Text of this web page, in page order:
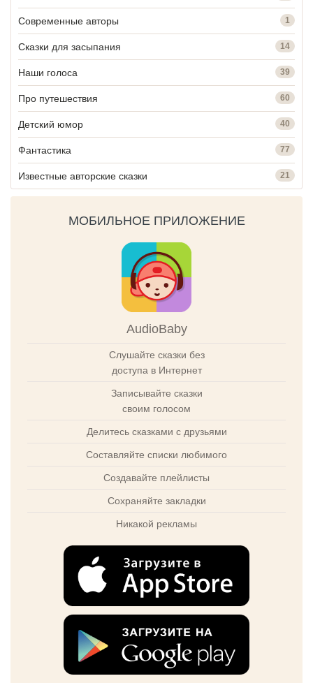
Современные авторы 1
Сказки для засыпания 14
Наши голоса 39
Про путешествия 60
Детский юмор 40
Фантастика 77
Известные авторские сказки 21
МОБИЛЬНОЕ ПРИЛОЖЕНИЕ
AudioBaby
Слушайте сказки без
доступа в Интернет
Записывайте сказки
своим голосом
Делитесь сказками с друзьями
Составляйте списки любимого
Создавайте плейлисты
Сохраняйте закладки
Никакой рекламы